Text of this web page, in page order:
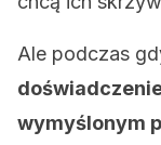
Ale podczas
wymyślonym